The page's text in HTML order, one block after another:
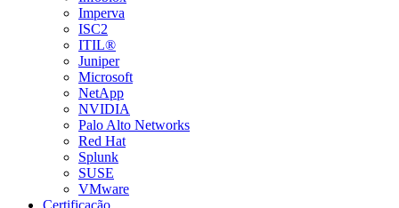
Imperva
ISC2
ITIL®
Juniper
Microsoft
NetApp
NVIDIA
Palo Alto Networks
Red Hat
Splunk
SUSE
VMware
Certificação